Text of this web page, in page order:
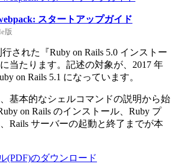
スタートアップガイド
版
された『Ruby on Rails 5.0 インストー
当たります。記述の対象が、2017 年
on Rails 5.1 になっています。
基本的なシェルコマンドの説明から始
on Rails のインストール、Ruby プ
Rails サーバーの起動と終了までが本
(PDF)のダウンロード